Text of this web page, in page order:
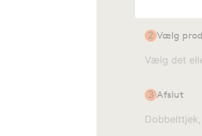
2 Vælg
Vælg det
3 Afslut